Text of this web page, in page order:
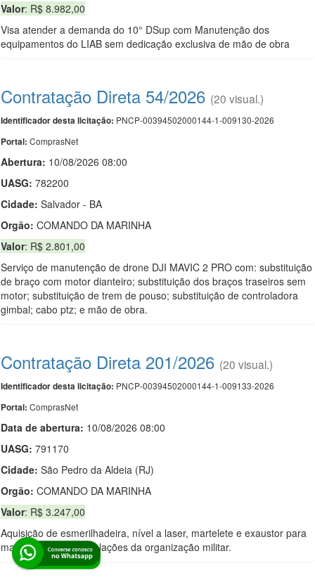
Valor: R$ 8.982,00
Visa atender a demanda do 10° DSup com Manutenção dos
equipamentos do LIAB sem dedicação exclusiva de mão de obra
Contratação Direta 54/2026 (20 visual.)
Identificador desta licitação: PNCP-00394502000144-1-009130-2026
Portal: ComprasNet
Abertura: 10/08/2026 08:00
UASG: 782200
Cidade: Salvador - BA
Orgão: COMANDO DA MARINHA
Valor: R$ 2.801,00
Serviço de manutenção de drone DJI MAVIC 2 PRO com: substituição
de braço com motor dianteiro; substituição dos braços traseiros sem
motor; substituição de trem de pouso; substituição de controladora
gimbal; cabo ptz; e mão de obra.
Contratação Direta 201/2026 (20 visual.)
Identificador desta licitação: PNCP-00394502000144-1-009133-2026
Portal: ComprasNet
Data de abertura: 10/08/2026 08:00
UASG: 791170
Cidade: São Pedro da Aldeia (RJ)
Orgão: COMANDO DA MARINHA
Valor: R$ 3.247,00
Aquisição de esmerilhadeira, nível a laser, martelete e exaustor para
manutenção das instalações da organização militar.